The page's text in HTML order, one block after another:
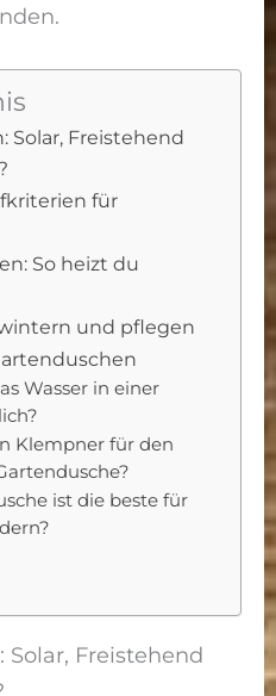
Solar, Freistehend
für
So heizt du
und pflegen
Wasser in einer
Klempner für den
ist die beste für
Solar, Freistehend